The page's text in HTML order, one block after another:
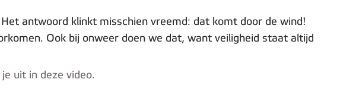
antwoord klinkt misschien vreemd: dat komt door de wind!
Ook bij onweer doen we dat, want veiligheid staat altijd
uit in deze video.